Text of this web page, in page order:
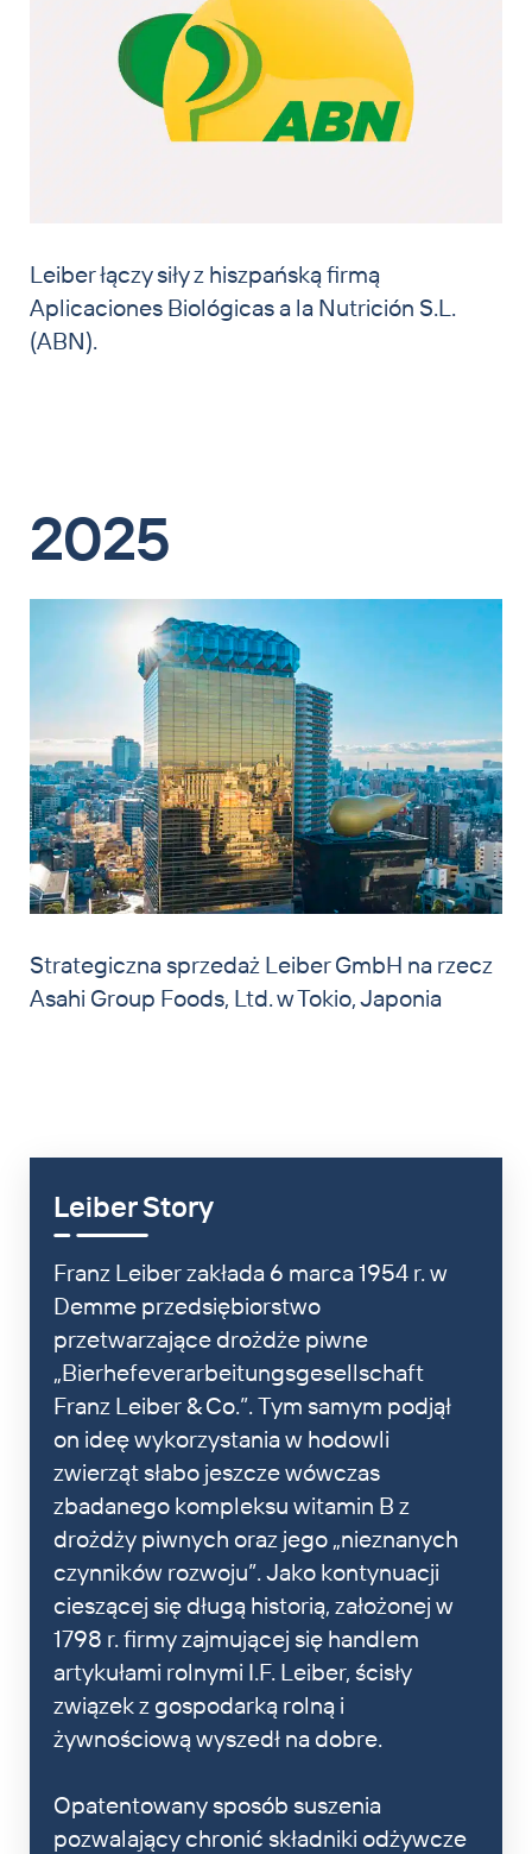
Leiber łączy siły z hiszpańską firmą
Aplicaciones Biológicas a la Nutrición S.L.
(ABN).
2025
Strategiczna sprzedaż Leiber GmbH na rzecz
Asahi Group Foods, Ltd. w Tokio, Japonia
Leiber Story
Franz Leiber zakłada 6 marca 1954 r. w
Demme przedsiębiorstwo
przetwarzające drożdże piwne
„Bierhefeverarbeitungsgesellschaft
Franz Leiber & Co.”. Tym samym podjął
on ideę wykorzystania w hodowli
zwierząt słabo jeszcze wówczas
zbadanego kompleksu witamin B z
drożdży piwnych oraz jego „nieznanych
czynników rozwoju”. Jako kontynuacji
cieszącej się długą historią, założonej w
1798 r. firmy zajmującej się handlem
artykułami rolnymi I.F. Leiber, ścisły
związek z gospodarką rolną i
żywnościową wyszedł na dobre.
Opatentowany sposób suszenia
pozwalający chronić składniki odżywcze